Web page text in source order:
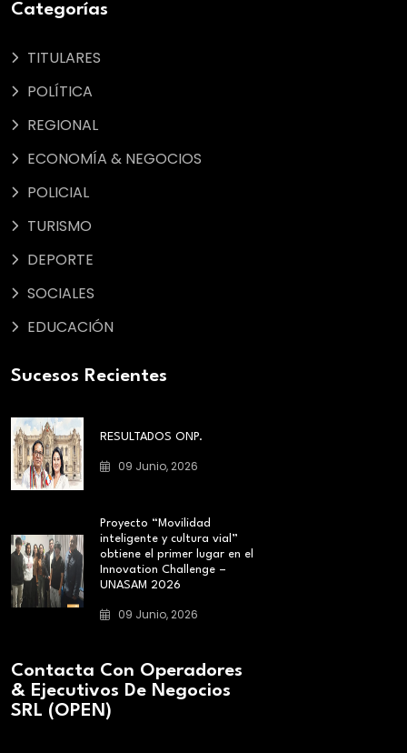
Categorías
TITULARES
POLÍTICA
REGIONAL
ECONOMÍA & NEGOCIOS
POLICIAL
TURISMO
DEPORTE
SOCIALES
EDUCACIÓN
Sucesos Recientes
RESULTADOS ONP.
09 Junio, 2026
Proyecto “Movilidad
inteligente y cultura vial”
obtiene el primer lugar en el
Innovation Challenge –
UNASAM 2026
09 Junio, 2026
Contacta Con Operadores
& Ejecutivos De Negocios
SRL (OPEN)